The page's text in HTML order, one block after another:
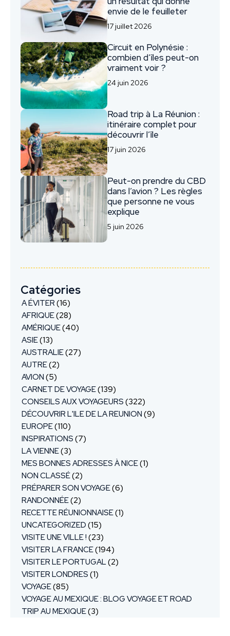
envie de le feuilleter
17 juillet 2026
Circuit en Polynésie :
combien d’îles peut-on
vraiment voir ?
24 juin 2026
Road trip à La Réunion :
itinéraire complet pour
découvrir l’île
17 juin 2026
Peut-on prendre du CBD
dans l’avion ? Les règles
que personne ne vous
explique
5 juin 2026
Catégories
A ÉVITER (16)
AFRIQUE(28)
AMÉRIQUE(40)
ASIE(13)
AUSTRALIE(27)
AUTRE(2)
AVION (5)
CARNET DE VOYAGE(139)
CONSEILS AUX VOYAGEURS (322)
DÉCOUVRIR L'ILE DE LA REUNION (9)
EUROPE(110)
INSPIRATIONS (7)
LA VIENNE(3)
MES BONNES ADRESSES À NICE(1)
NON CLASSÉ(2)
PRÉPARER SON VOYAGE(6)
RANDONNÉE(2)
RECETTE RÉUNIONNAISE(1)
UNCATEGORIZED (15)
VISITE UNE VILLE ! (23)
VISITER LA FRANCE(194)
VISITER LE PORTUGAL(2)
VISITER LONDRES (1)
VOYAGE(85)
VOYAGE AU MEXIQUE : BLOG VOYAGE ET ROAD
TRIP AU MEXIQUE(3)